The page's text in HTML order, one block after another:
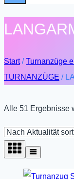
Start / Turnanzüge
TURNANZÜGE /
Alle 51 Ergebnisse